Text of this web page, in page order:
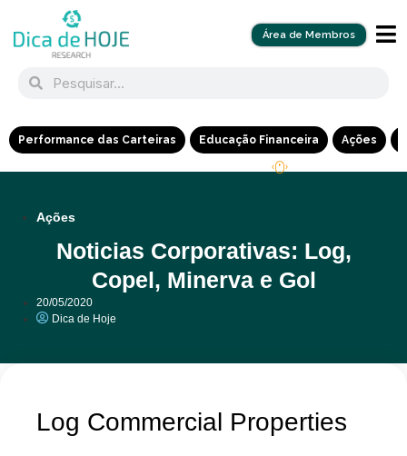
Área de Membros
Performance das Carteiras Educação Financeira Ações
Ações
Noticias Corporativas: Log,
Copel, Minerva e Gol
20/05/2020
Dica de Hoje
Log Commercial Properties